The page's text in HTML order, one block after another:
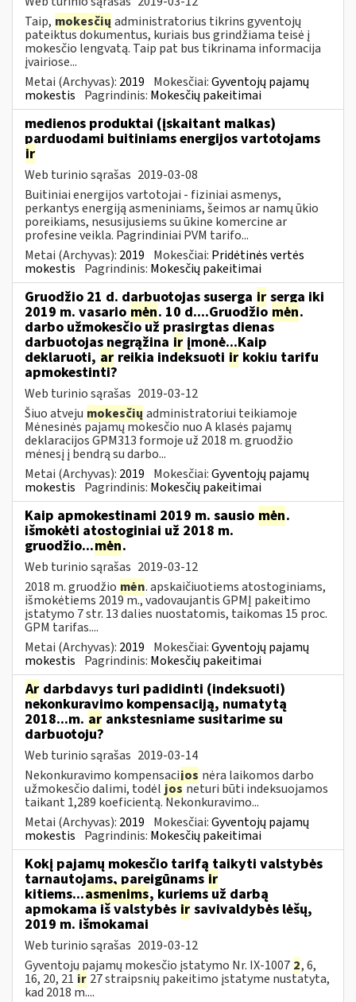
Taip, mokesčių administratorius tikrins gyventojų
pateiktus dokumentus, kuriais bus grindžiama teisė į
mokesčio lengvatą. Taip pat bus tikrinama informacija
įvairiose...
Metai (Archyvas): 2019 Mokesčiai:Gyventojų pajamų
mokestis Pagrindinis: Mokesčių pakeitimai
medienos produktai (įskaitant malkas)
parduodami buitiniams energijos vartotojams
ir
Web turinio sąrašas 2019-03-08
Buitiniai energijos vartotojai - fiziniai asmenys,
perkantys energiją asmeniniams, šeimos ar namų ūkio
poreikiams, nesusijusiems su ūkine komercine ar
profesine veikla. Pagrindiniai PVM tarifo...
Metai (Archyvas): 2019 Mokesčiai: Pridėtinės vertės
mokestis Pagrindinis: Mokesčių pakeitimai
Gruodžio 21 d. darbuotojas suserga ir serga iki
2019 m. vasario mėn. 10 d....Gruodžio mėn.
darbo užmokesčio už prasirgtas dienas
darbuotojas negrąžina ir įmonė...Kaip
deklaruoti, ar reikia indeksuoti ir kokiu tarifu
apmokestinti?
Web turinio sąrašas 2019-03-12
Šiuo atveju mokesčių administratoriui teikiamoje
Mėnesinės pajamų mokesčio nuo A klasės pajamų
deklaracijos GPM313 formoje už 2018 m. gruodžio
mėnesį į bendrą su darbo...
Metai (Archyvas): 2019 Mokesčiai:Gyventojų pajamų
mokestis Pagrindinis: Mokesčių pakeitimai
Kaip apmokestinami 2019 m. sausio mėn.
išmokėti atostoginiai už 2018 m.
gruodžio...mėn.
Web turinio sąrašas 2019-03-12
2018 m. gruodžio mėn. apskaičiuotiems atostoginiams,
išmokėtiems 2019 m., vadovaujantis GPMĮ pakeitimo
įstatymo 7 str. 13 dalies nuostatomis, taikomas 15 proc.
GPM tarifas....
Metai (Archyvas): 2019 Mokesčiai:Gyventojų pajamų
mokestis Pagrindinis: Mokesčių pakeitimai
Ar darbdavys turi padidinti (indeksuoti)
nekonkuravimo kompensaciją, numatytą
2018...m. ar ankstesniame susitarime su
darbuotoju?
Web turinio sąrašas 2019-03-14
Nekonkuravimo kompensacijos nėra laikomos darbo
užmokesčio dalimi, todėl josneturi būti indeksuojamos
taikant 1,289 koeficientą. Nekonkuravimo...
Metai (Archyvas): 2019 Mokesčiai:Gyventojų pajamų
mokestis Pagrindinis: Mokesčių pakeitimai
Kokį pajamų mokesčio tarifą taikyti valstybės
tarnautojams, pareigūnams ir
kitiems...asmenims, kuriems už darbą
apmokama iš valstybės ir savivaldybės lėšų,
2019 m. išmokamai
Web turinio sąrašas 2019-03-12
Gyventojų pajamų mokesčio įstatymo Nr. IX-1007 2, 6,
16, 20, 21 ir 27 straipsnių pakeitimo įstatyme nustatyta,
kad 2018 m....